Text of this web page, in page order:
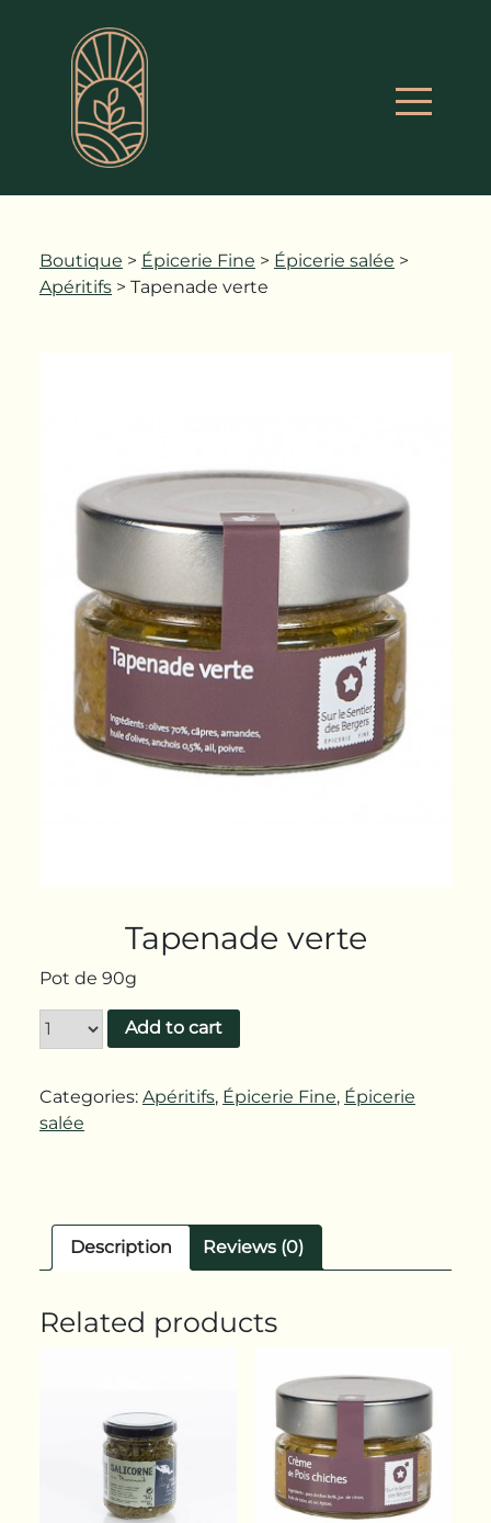
Boutique > Épicerie Fine > Épicerie salée >
Apéritifs > Tapenade verte
Tapenade verte
Pot de 90g
Add to cart
Categories: Apéritifs, Épicerie Fine, Épicerie
salée
Description Reviews (0)
Related products